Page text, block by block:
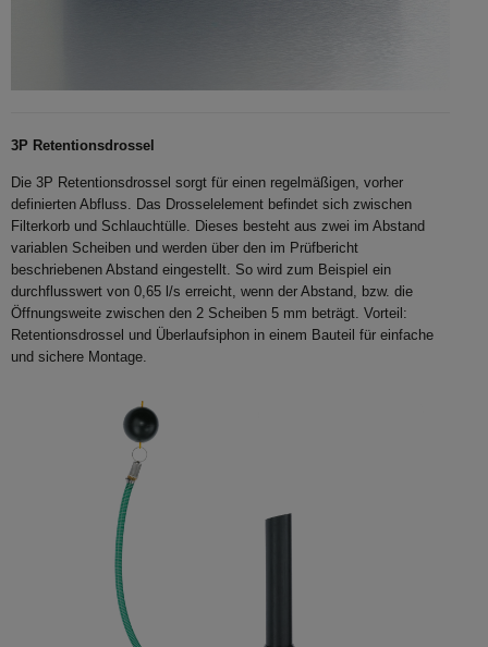
3P Retentionsdrossel
Die 3P Retentionsdrossel sorgt für einen regelmäßigen, vorher
definierten Abfluss. Das Drosselelement befindet sich zwischen
Filterkorb und Schlauchtülle. Dieses besteht aus zwei im Abstand
variablen Scheiben und werden über den im Prüfbericht
beschriebenen Abstand eingestellt. So wird zum Beispiel ein
durchflusswert von 0,65 l/s erreicht, wenn der Abstand, bzw. die
Öffnungsweite zwischen den 2 Scheiben 5 mm beträgt. Vorteil:
Retentionsdrossel und Überlaufsiphon in einem Bauteil für einfache
und sichere Montage.